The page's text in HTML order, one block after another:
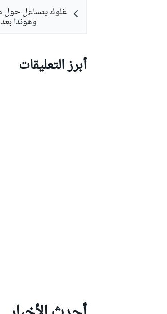
غلوك يتساءل حول
وهوندا بعد
أبرز التعليقات